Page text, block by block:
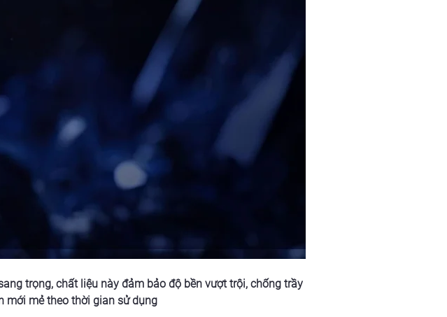
trọng, chất liệu này đảm bảo độ bền vượt trội, chống trầy
mới mẻ theo thời gian sử dụng